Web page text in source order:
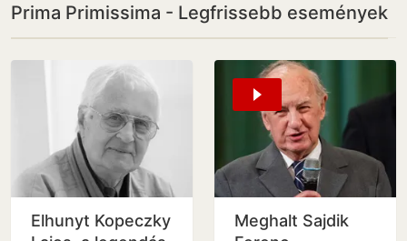
Prima Primissima - Legfrissebb események
Elhunyt Kopeczky
Meghalt Sajdik